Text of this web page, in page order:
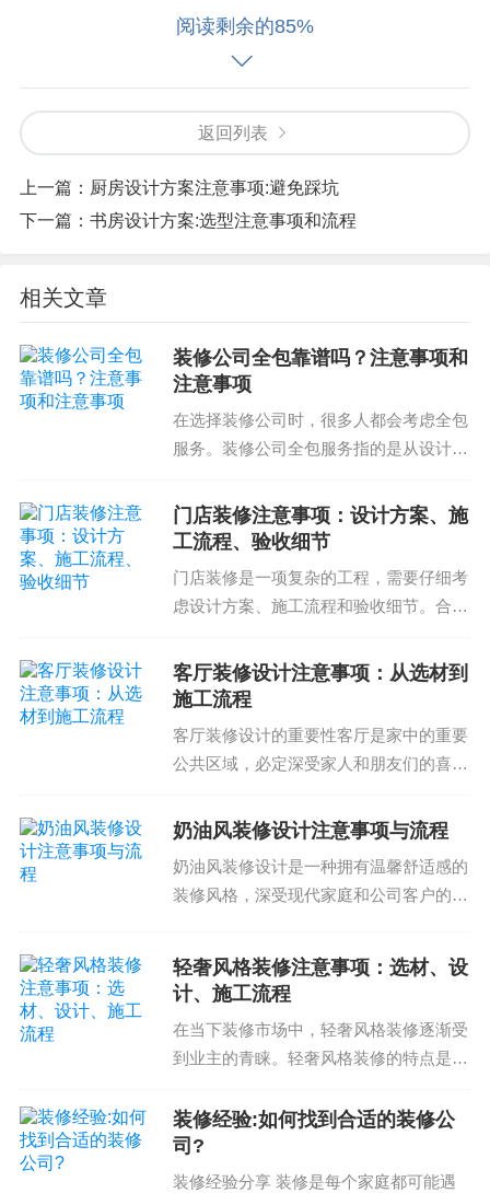
合适的材料，例如耐腐蚀的材料、可靠的材料等。\it
：卫生间设计方案应该能制定验收标
准，确保卫生间的质量。
如何选择合适的卫生间设计方案
定，它直接影响到卫生间的功能和舒适程度。以下
几点是设计师应该考虑的因素：
\item空间大小：设计师应该优先考虑空间的大小，
因为它直接影响到卫生间的功能和舒适程度。\item
：设计师应该考虑到水电设施的布局，因
饰材料：设计师应该选择合适的装饰材料，例如耐
腐蚀的材料、可靠的材料等。\item时间限制
师应该考虑到时间限制，因为它直接影响到卫生间
的修建和验收。\item预算：设计师应该控制预算，
标准：设计师应该制定验收标准，因为它直接影响
到卫生间的质量。\item安全和卫生
虑到安全和卫生，因为它直接影响到卫生间的舒适
时尚的装饰：设计师应该提供时尚的装
用的功能：设计师应该满足用户的需求，因为它直
接影响到卫生间的舒适程度。\item证书：设计师应
该考虑到证书，因为它直接影响到卫生间的质量。\it
到卫生间的质量。\item价格：设计师应该控制价
格，因为它直接影响到卫生间的修建和验收。\item
修建周期
：设计师应该控制修建周期，因为它直接
影响到卫生间的舒适程度。\item材料选择：设计师
舒适程度。\item
防滑的材料：设计师应该选择防滑
的材料，因为它直接影响到卫生间的安全程度。\ite
阅读剩余的85%
返回列表
上一篇： 厨房设计方案注意事项:避免踩坑
下一篇： 书房设计方案:选型注意事项和流程
相关文章
装修公司全包靠谱吗？注意事项和
注意事项
在选择装修公司时，很多人都会考虑全包
服务。装修公司全包服务指的是从设计到
那么，装修公司全包靠谱吗？本文将为您
详细介绍装修公司全包服务的注意事项和
门店装修注意事项：设计方案、施
工流程、验收细节
门店装修是一项复杂的工程，需要仔细考
虑设计方案、施工流程和验收细节。合理
而优质的施工流程可以保证项目的顺利完
成和质量的保证。验收细节则是确保门店
客厅装修设计注意事项：从选材到
施工流程
客厅装修设计的重要性客厅是家中的重要
公共区域，必定深受家人和朋友们的喜
的要求越来越高，要求家居不仅美观而且
越受到人们的关注。同时...
奶油风装修设计注意事项与流程
奶油风装修设计是一种拥有温馨舒适感的
装修风格，深受现代家庭和公司客户的喜
计师经验不足或施工队伍不专业导致的质
量问题。奶油风装修设...
轻奢风格装修注意事项：选材、设
计、施工流程
在当下装修市场中，轻奢风格装修逐渐受
到业主的青睐。轻奢风格装修的特点是高
工工艺。然而，仅凭借这三个条件是不够
的，轻奢风格装修还需要注重一些细节，
例如选材、设计、施工...
装修经验:如何找到合适的装修公
司?
装修经验分享 装修是每个家庭都可能遇